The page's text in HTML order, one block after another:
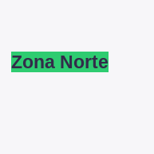
Zona Norte